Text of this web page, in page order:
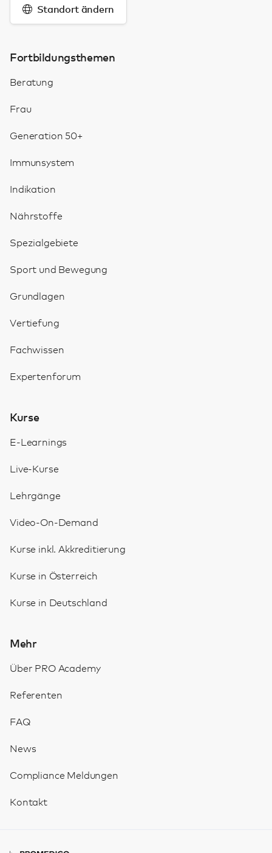
Standort ändern
Fortbildungsthemen
Beratung
Frau
Generation 50+
Immunsystem
Indikation
Nährstoffe
Spezialgebiete
Sport und Bewegung
Grundlagen
Vertiefung
Fachwissen
Expertenforum
Kurse
E-Learnings
Live-Kurse
Lehrgänge
Video-On-Demand
Kurse inkl. Akkreditierung
Kurse in Österreich
Kurse in Deutschland
Mehr
Über PRO Academy
Referenten
FAQ
News
Compliance Meldungen
Kontakt